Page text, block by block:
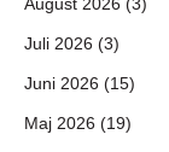
Juli 2026 (3)
Juni 2026 (15)
Maj 2026 (19)